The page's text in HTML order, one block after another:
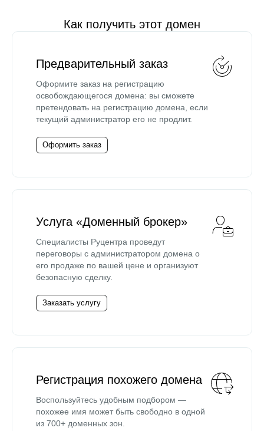
Как получить этот домен
Предварительный заказ
Оформите заказ на регистрацию
освобождающегося домена: вы сможете
претендовать на регистрацию домена, если
текущий администратор его не продлит.
Оформить заказ
Услуга «Доменный брокер»
Специалисты Руцентра проведут
переговоры с администратором домена о
его продаже по вашей цене и организуют
безопасную сделку.
Заказать услугу
Регистрация похожего домена
Воспользуйтесь удобным подбором —
похожее имя может быть свободно в одной
из 700+ доменных зон.